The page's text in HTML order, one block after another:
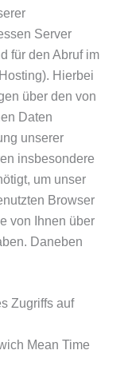
Server
für den Abruf im
Hierbei
über den von
Daten
unserer
insbesondere
um unser
Browser
von Ihnen über
Daneben
Zugriffs auf
Mean Time